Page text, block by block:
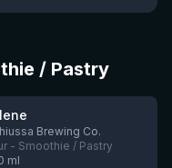
/ Pastry
Brewing Co.
- Smoothie / Pastry
ml